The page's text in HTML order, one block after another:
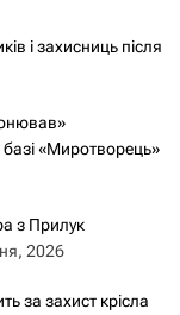
і захисниць після
«Миротворець»
з Прилук
2026
за захист крісла